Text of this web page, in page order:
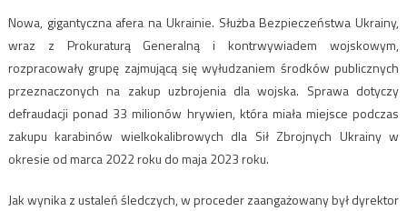
Nowa, gigantyczna afera na Ukrainie. Służba Bezpieczeństwa Ukrainy,
wraz z Prokuraturą Generalną i kontrwywiadem wojskowym,
rozpracowały grupę zajmującą się wyłudzaniem środków publicznych
przeznaczonych na zakup uzbrojenia dla wojska. Sprawa dotyczy
defraudacji ponad 33 milionów hrywien, która miała miejsce podczas
zakupu karabinów wielkokalibrowych dla Sił Zbrojnych Ukrainy w
okresie od marca 2022 roku do maja 2023 roku.
Jak wynika z ustaleń śledczych, w proceder zaangażowany był dyrektor